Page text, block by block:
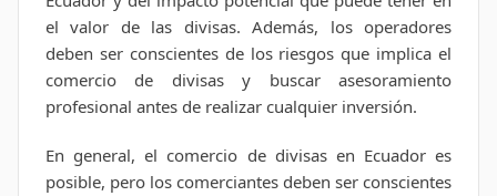
el valor de las divisas. Además, los operadores
deben ser conscientes de los riesgos que implica el
comercio de divisas y buscar asesoramiento
profesional antes de realizar cualquier inversión.
En general, el comercio de divisas en Ecuador es
posible, pero los comerciantes deben ser conscientes